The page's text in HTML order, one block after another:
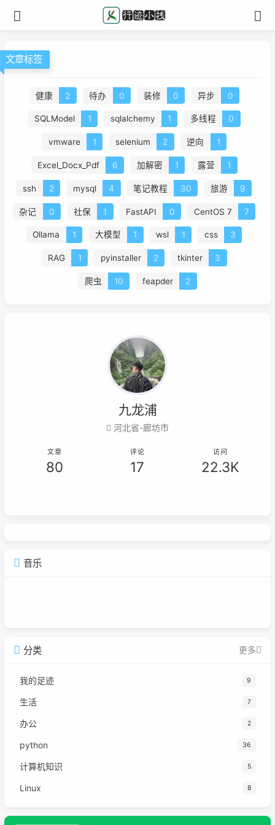
文章标签
健康 2 待办 0 装修 0 异步 0
SQLModel 1 sqlalchemy 1 多线程 0
vmware 1 selenium 2 逆向 1
Excel_Docx_Pdf 6 加解密 1 露营 1
ssh 2 mysql 4 笔记教程 30 旅游 9
杂记 0 社保 1 FastAPI 0 CentOS 7 7
Ollama 1 大模型 1 wsl 1 css 3
RAG 1 pyinstaller 2 tkinter 3
爬虫 10 feapder 2
九龙浦
河北省-廊坊市
文章
80
评论
17
访问
22.3K
音乐
分类 更多
我的足迹 9
生活 7
办公 2
python 36
计算机知识 5
Linux 8